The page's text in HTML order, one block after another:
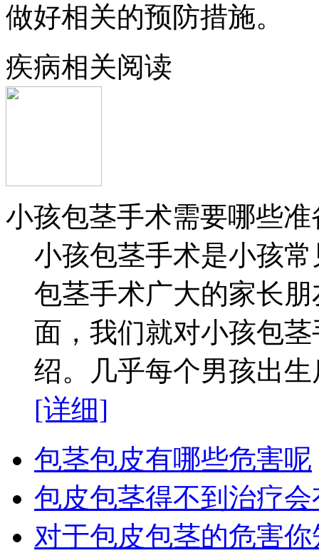
做好相关的预防措施。
疾病相关阅读
小孩包茎手术需要哪些准
小孩包茎手术是小孩
包茎手术广大的家长
面，我们就对小孩包
绍。几乎每个男孩出
[详细]
包茎包皮有哪些危害呢
包皮包茎得不到治疗
对于包皮包茎的危害